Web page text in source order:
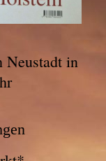
Neustadt in